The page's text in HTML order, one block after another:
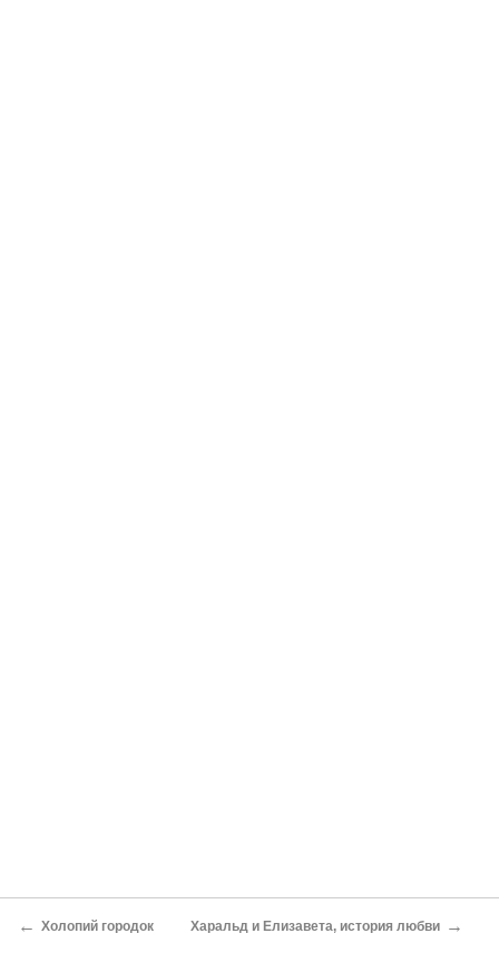
← Холопий городок Харальд и Елизавета, история любви →